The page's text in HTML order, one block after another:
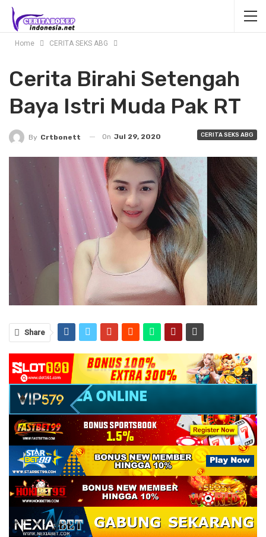
Home CERITA SEKS ABG
Cerita Birahi Setengah
Baya Istri Muda Pak RT
CERITA SEKS ABG
By Crtbonett On Jul 29, 2020
Share